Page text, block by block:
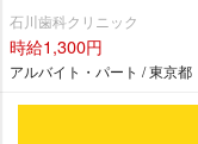
石川歯科クリニック
時給1,300円
アルバイト・パート / 東京都